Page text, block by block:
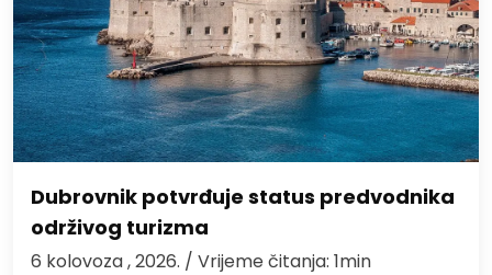
Dubrovnik potvrđuje status predvodnika
održivog turizma
6 kolovoza , 2026. / Vrijeme čitanja: 1min